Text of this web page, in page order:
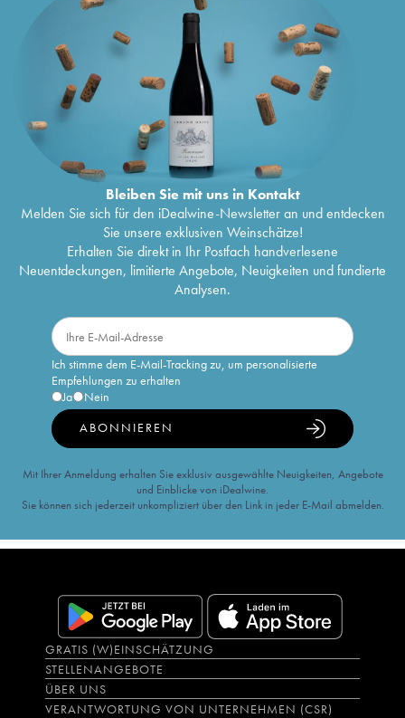
Bleiben Sie mit uns in Kontakt
Melden Sie sich für den iDealwine-Newsletter an und entdecken
Sie unsere exklusiven Weinschätze!
Erhalten Sie direkt in Ihr Postfach handverlesene
Neuentdeckungen, limitierte Angebote, Neuigkeiten und fundierte
Analysen.
Ich stimme dem E-Mail-Tracking zu, um personalisierte
Empfehlungen zu erhalten
Ja
Nein
ABONNIEREN
Mit Ihrer Anmeldung erhalten Sie exklusiv ausgewählte Neuigkeiten, Angebote
und Einblicke von iDealwine.
Sie können sich jederzeit unkompliziert über den Link in jeder E-Mail abmelden.
GRATIS (W)EINSCHÄTZUNG
STELLENANGEBOTE
ÜBER UNS
VERANTWORTUNG VON UNTERNEHMEN (CSR)